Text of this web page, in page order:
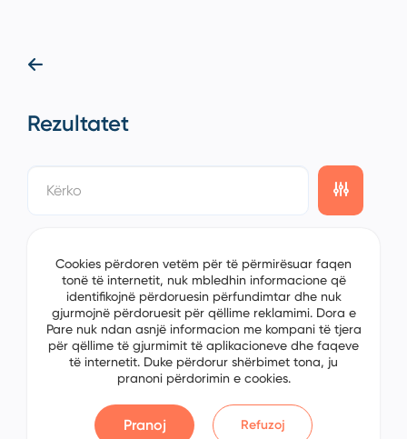
Rezultatet
Cookies përdoren vetëm për të përmirësuar faqen
tonë të internetit, nuk mbledhin informacione që
identifikojnë përdoruesin përfundimtar dhe nuk
gjurmojnë përdoruesit për qëllime reklamimi. Dora e
Pare nuk ndan asnjë informacion me kompani të tjera
për qëllime të gjurmimit të aplikacioneve dhe faqeve
të internetit. Duke përdorur shërbimet tona, ju
pranoni përdorimin e cookies.
Pranoj Refuzoj